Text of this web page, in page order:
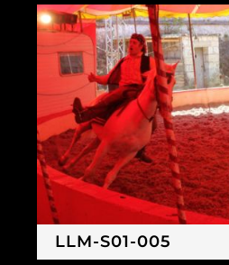
LLM-S01-005